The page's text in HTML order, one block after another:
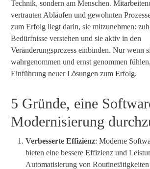
Technik, sondern am Menschen.
vertrauten Abläufen und gewohnten
zum Erfolg liegt darin, sie mitzunehmen:
Bedürfnisse verstehen und sie aktiv in den
Veränderungsprozess einbinden. Nur wenn
wahrgenommen und ernst genommen
Einführung neuer Lösungen zum Erfolg.
5 Gründe, eine
Modernisierung
VerbesserteEffizienz: Moderne
bieten eine bessere Effizienz und
Automatisierung von